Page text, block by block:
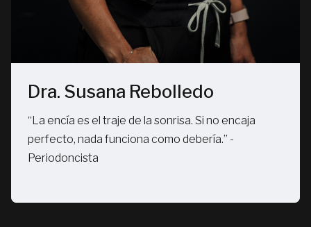
Dra. Susana Rebolledo
“La encía es el traje de la sonrisa. Si no encaja
perfecto, nada funciona como debería.” -
Periodoncista